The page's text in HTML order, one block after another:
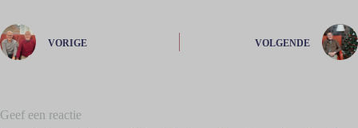
VORIGE VOLGENDE
Geef een reactie